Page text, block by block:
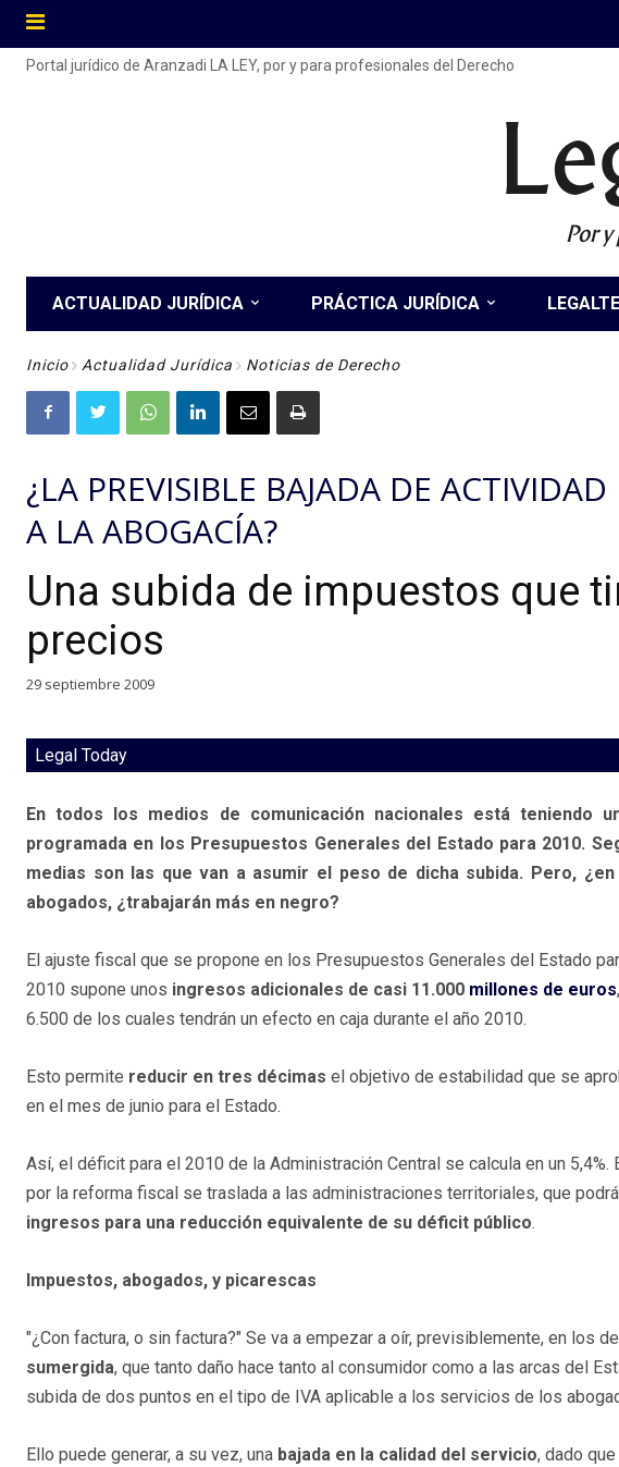
Portal jurídico de Aranzadi LA LEY, por y para profesionales del Derecho
Por
ACTUALIDAD JURÍDICA PRÁCTICA JURÍDICA
Inicio Actualidad Jurídica Noticias de Derecho
¿LA PREVISIBLE BAJADA DE
A LA ABOGACÍA?
Una subida de impuestos que
precios
29 septiembre 2009
Legal Today
En todos los medios de comunicación nacionales está teniendo
programada en los Presupuestos Generales del Estado para 2010.
medias son las que van a asumir el peso de dicha subida. Pero,
abogados, ¿trabajarán más en negro?
El ajuste fiscal que se propone en los Presupuestos Generales del Estado
2010 supone unos ingresos adicionales de casi 11.000 millones de euros,
6.500 de los cuales tendrán un efecto en caja durante el año 2010.
Esto permite reducir en tres décimas el objetivo de estabilidad que se
en el mes de junio para el Estado.
Así, el déficit para el 2010 de la Administración Central se calcula en un
por la reforma fiscal se traslada a las administraciones territoriales, que
ingresos para una reducción equivalente de su déficit público.
Impuestos, abogados, y picarescas
"¿Con factura, o sin factura?" Se va a empezar a oír, previsiblemente, en los
sumergida, que tanto daño hace tanto al consumidor como a las arcas del
subida de dos puntos en el tipo de IVA aplicable a los servicios de los
Ello puede generar, a su vez, una bajada en la calidad del servicio, dado